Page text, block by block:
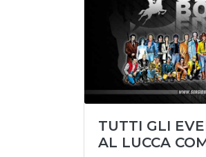
TUTTI GLI
AL LUCCA